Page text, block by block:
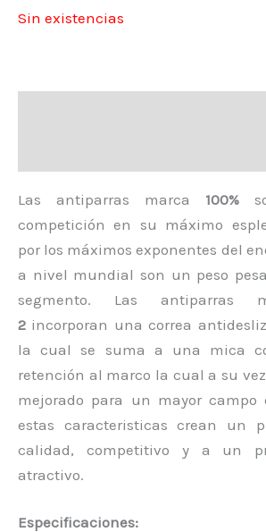
Sin existencias
Las antiparras marca 100%
competición en su máximo
por los máximos exponentes del
a nivel mundial son un peso
segmento. Las antiparras
2 incorporan una correa
la cual se suma a una mica
retención al marco la cual a su
mejorado para un mayor campo
estas caracteristicas crean un
calidad, competitivo y a un
atractivo.
Especificaciones: